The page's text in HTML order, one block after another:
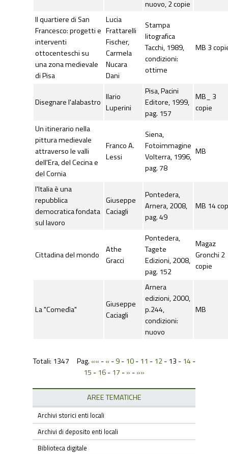
nuovo, 2 copie
Il quartiere di San
Francesco: progetti e
interventi
ottocenteschi su
una zona medievale
di Pisa
Lucia
Frattarelli
Fischer,
Carmela
Nucara
Dani
Stampa
litografica
Tacchi, 1989,
condizioni:
ottime
MB 3
Disegnare l'alabastro Ilario
Luperini
Pisa, Pacini
Editore, 1999,
pag. 157
MB_ 3
copie
Un itinerario nella
pittura medievale
attraverso le valli
dell'Era, del Cecina e
del Cornia
Franco A.
Lessi
Siena,
Fotoimmagine
Volterra, 1996,
pag. 78
MB
l'Italia è una
repubblica
democratica fondata
sul lavoro
Giuseppe
Caciagli
Pontedera,
Arnera, 2008,
pag. 49
MB 14
Cittadina del mondo
Athe
Gracci
Pontedera,
Tagete
Edizioni, 2008,
pag. 152
Magaz
Gronchi 2
copie
La "Comedìa"
Giuseppe
Caciagli
Arnera
edizioni, 2000,
p.244,
condizioni:
nuovo
MB
Totali: 1347 Pag. «« -« -9- 10- 11 - 12- 13 - 14-
15 - 16- 17 -» -»»
AREE TEMATICHE
Archivi storici enti locali
Archivi di deposito enti locali
Biblioteca digitale